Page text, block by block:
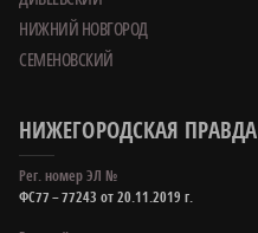
НИЖНИЙ НОВГОРОД
СЕМЕНОВСКИЙ
НИЖЕГОРОДСКАЯ ПРАВДА
Рег. номер ЭЛ №
ФС77 – 77243 от 20.11.2019 г.